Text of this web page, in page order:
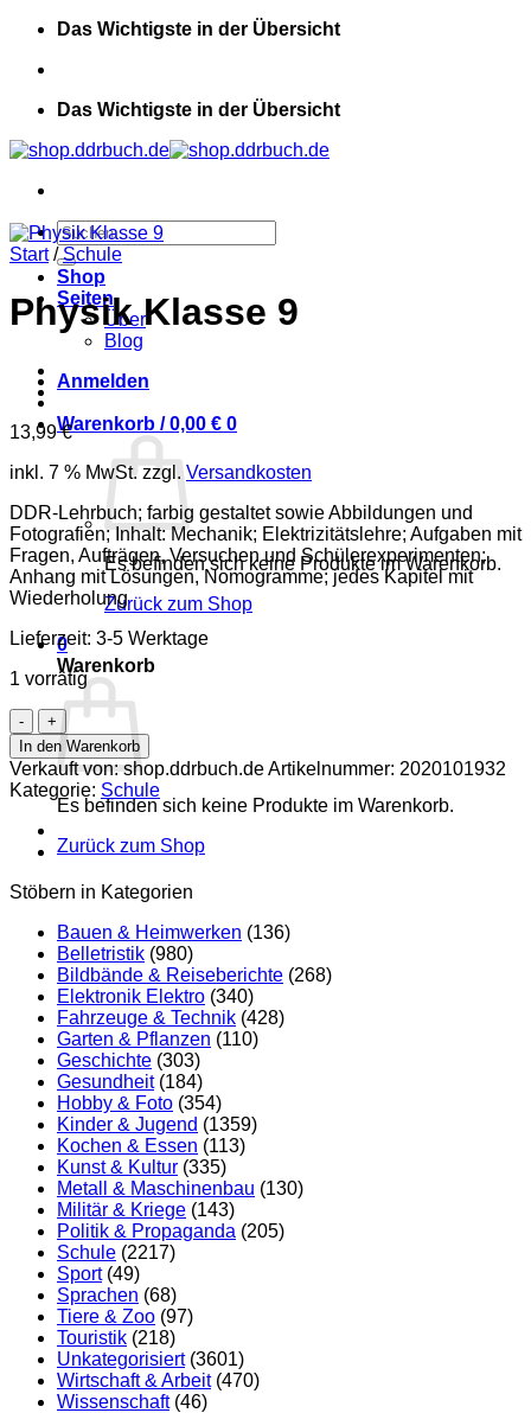
Zum
springen
Das Wichtigste in der Übersicht
Das Wichtigste in der Übersicht
Suchen
nach:
Shop
Seiten
Über
Blog
Anmelden
Warenkorb /0,00 € 0
Es befinden sich keine Produkte im Warenkorb.
Zurück zum Shop
0
Warenkorb
Es befinden sich keine Produkte im Warenkorb.
Zurück zum Shop
Start / Schule
Physik Klasse 9
13,99€
inkl. 7 % MwSt. zzgl. Versandkosten
DDR-Lehrbuch; farbig gestaltet sowie Abbildungen und
Fotografien; Inhalt: Mechanik; Elektrizitätslehre; Aufgaben mit
Fragen, Aufträgen, Versuchen und Schülerexperimenten;
Anhang mit Lösungen, Nomogramme; jedes Kapitel mit
Wiederholung
Lieferzeit: 3-5 Werktage
1 vorrätig
Physik
Klasse
9
Menge
In den Warenkorb
Verkauft von: shop.ddrbuch.deArtikelnummer: 2020101932
Kategorie: Schule
Stöbern in Kategorien
Bauen & Heimwerken (136)
Belletristik (980)
Bildbände & Reiseberichte (268)
Elektronik Elektro (340)
Fahrzeuge & Technik (428)
Garten & Pflanzen (110)
Geschichte (303)
Gesundheit (184)
Hobby & Foto (354)
Kinder & Jugend (1359)
Kochen & Essen (113)
Kunst & Kultur (335)
Metall & Maschinenbau (130)
Militär & Kriege (143)
Politik & Propaganda (205)
Schule (2217)
Sport (49)
Sprachen (68)
Tiere & Zoo (97)
Touristik (218)
Unkategorisiert (3601)
Wirtschaft & Arbeit (470)
Wissenschaft (46)